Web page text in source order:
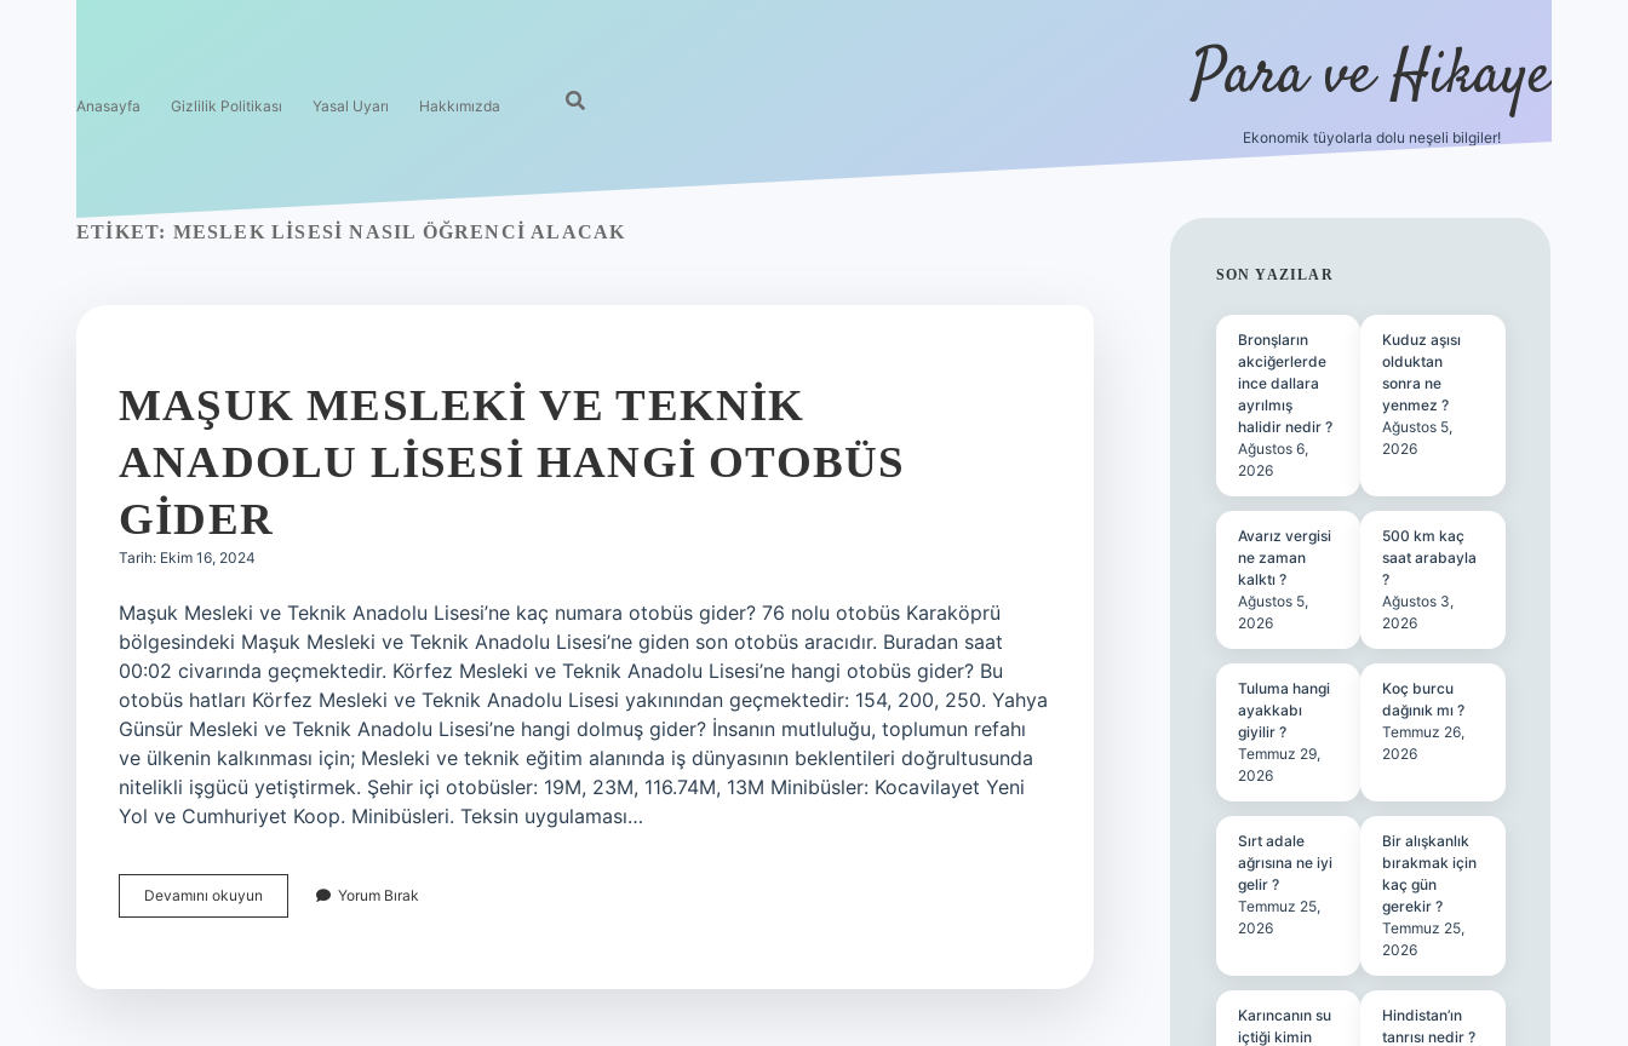
Anasayfa Gizlilik Politikası Yasal Uyarı Hakkımızda Para ve Hikaye
Ekonomik tüyolarla dolu neşeli bilgiler!
ETIKET: MESLEK LISESI NASIL ÖĞRENCI ALACAK
MAŞUK MESLEKI VE TEKNIK
ANADOLU LISESI HANGI OTOBÜS
GIDER
Tarih: Ekim 16, 2024
Maşuk Mesleki ve Teknik Anadolu Lisesi’ne kaç numara otobüs gider? 76 nolu otobüs Karaköprü
bölgesindeki Maşuk Mesleki ve Teknik Anadolu Lisesi’ne giden son otobüs aracıdır. Buradan saat
00:02 civarında geçmektedir. Körfez Mesleki ve Teknik Anadolu Lisesi’ne hangi otobüs gider? Bu
otobüs hatları Körfez Mesleki ve Teknik Anadolu Lisesi yakınından geçmektedir: 154, 200, 250. Yahya
Günsür Mesleki ve Teknik Anadolu Lisesi’ne hangi dolmuş gider? İnsanın mutluluğu, toplumun refahı
ve ülkenin kalkınması için; Mesleki ve teknik eğitim alanında iş dünyasının beklentileri doğrultusunda
nitelikli işgücü yetiştirmek. Şehir içi otobüsler: 19M, 23M, 116.74M, 13M Minibüsler: Kocavilayet Yeni
Yol ve Cumhuriyet Koop. Minibüsleri. Teksin uygulaması…
Devamını okuyun
Mesleki
Yorum Bırak
SIDEBAR
SON YAZILAR
Bronşların
akciğerlerde
ince dallara
ayrılmış
halidir nedir ?
Ağustos 6,
2026
Kuduz aşısı
olduktan
sonra ne
yenmez ?
Ağustos 5,
2026
Avarız vergisi
ne zaman
kalktı ?
Ağustos 5,
2026
500 km kaç
saat arabayla
?
Ağustos 3,
2026
Tuluma hangi
ayakkabı
giyilir ?
Temmuz 29,
2026
Koç burcu
dağınık mı ?
Temmuz 26,
2026
Sırt adale
ağrısına ne iyi
gelir ?
Temmuz 25,
2026
Bir alışkanlık
bırakmak için
kaç gün
gerekir ?
Temmuz 25,
2026
Karıncanın su
içtiği kimin
Hindistan’ın
tanrısı nedir ?
hiltonbet